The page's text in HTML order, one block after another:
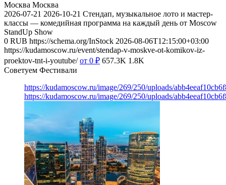
Москва Москва
2026-07-21 2026-10-21 Стендап, музыкальное лото и мастер-
классы — комедийная программа на каждый день от Moscow
StandUp Show
0 RUB https://schema.org/InStock 2026-08-06T12:15:00+03:00
https://kudamoscow.ru/event/stendap-v-moskve-ot-komikov-iz-
proektov-tnt-i-youtube/ от 0 ₽ 657.3K 1.8K
Советуем Фестивали
https://kudamoscow.ru/image/269/250/uploads/
https://kudamoscow.ru/image/269/250/uploads/